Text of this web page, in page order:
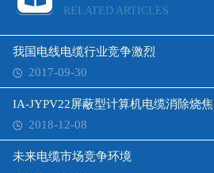
RELATED ARTICLES
我国电线电缆行业竞争激烈
2017-09-30
IA-JYPV22屏蔽型计算机电缆消除烧焦
2018-12-08
未来电缆市场竞争环境